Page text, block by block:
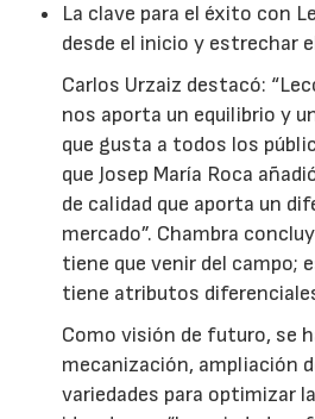
La clave para el éxito con
desde el inicio y estrechar
Carlos Urzaiz destacó:
nos aporta un equilibrio y
que gusta a todos los
que Josep María Roca
de calidad que aporta un
mercado”. Chambra
tiene que venir del campo;
tiene atributos
Como visión de futuro, se
mecanización, ampliación
variedades para optimizar